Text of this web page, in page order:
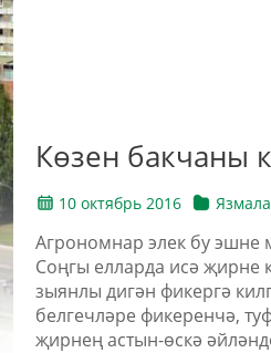
Көзен бакчаны
10 октябрь 2016
Агрономнар элек бу эшне
Соңгы елларда исә җирне
зыянлы дигән фикергә
белгечләре фи­керенчә,
җирнең астын-өскә